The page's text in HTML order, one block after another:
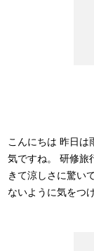
こんにちは 昨日は
気ですね。 研修旅
きて涼しさに驚い
ないように気をつ